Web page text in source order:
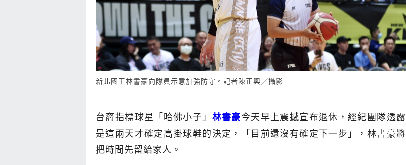
新北國王林書豪向隊員示意加強防守。記者陳正興／攝影
台裔指標球星「哈佛小子」 林書豪今天早上震撼宣布退休，經紀團隊透露
是這兩天才確定高掛球鞋的決定，「目前還沒有確定下一步」，林書豪將
把時間先留給家人。